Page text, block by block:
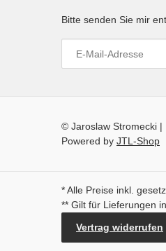
Bitte senden Sie mir
© Jaroslaw Stromecki
Powered by JTL-Shop
* Alle Preise inkl.
** Gilt für Lieferungen
Vertrag widerrufen